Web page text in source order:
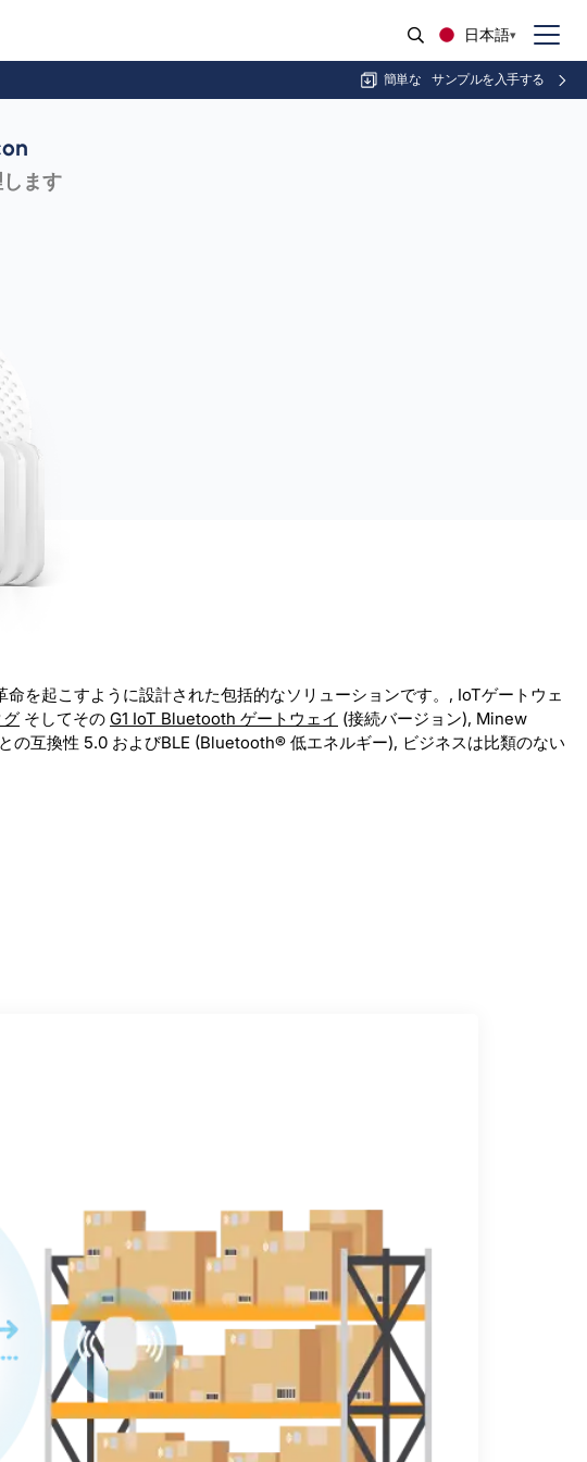
日本語
簡単な サンプルを入手する
ます
を起こすように設計された包括的なソリューションです。, IoTゲートウェ
そしてその G1 IoT Bluetooth ゲートウェイ (接続バージョン), Minew
互換性 5.0 およびBLE (Bluetooth® 低エネルギー), ビジネスは比類のない